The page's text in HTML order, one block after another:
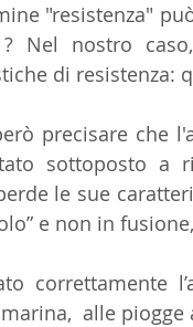
"resistenza"
Nel nostro
di resistenza:
precisare che
sottoposto a
le sue
e non in
correttamente
marina,  alle